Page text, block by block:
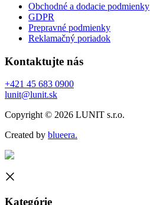
Obchodné a dodacie podmienky
GDPR
Prepravné podmienky
Reklamačný poriadok
Kontaktujte nás
+421 45 683 0900
lunit@lunit.sk
Copyright © 2026 LUNIT s.r.o.
Created by blueera.
Kategórie